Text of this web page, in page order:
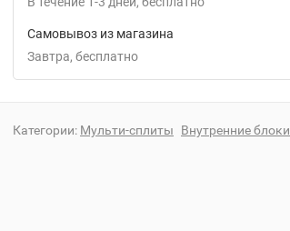
Самовывоз из магазина
Завтра
Бесплатно
Категории: Мульти-сплиты Внутренние блоки